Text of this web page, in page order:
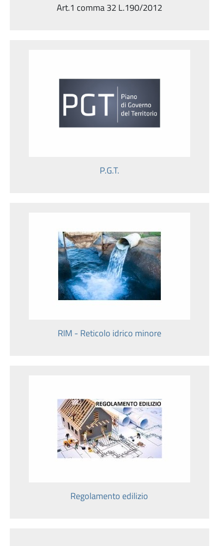
Art.1 comma 32 L.190/2012
P.G.T.
RIM - Reticolo idrico minore
Regolamento edilizio